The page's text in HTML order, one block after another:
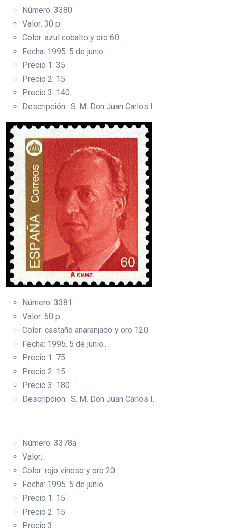
Número: 3380
Valor: 30 p.
Color: azul cobalto y oro 60
Fecha: 1995. 5 de junio..
Precio 1: 35
Precio 2: 15
Precio 3: 140
Descripción : S. M. Don Juan Carlos I.
Número: 3381
Valor: 60 p.
Color: castaño anaranjado y oro 120
Fecha: 1995. 5 de junio..
Precio 1: 75
Precio 2: 15
Precio 3: 180
Descripción : S. M. Don Juan Carlos I.
Número: 3378a
Valor:
Color: rojo vinoso y oro 20
Fecha: 1995. 5 de junio..
Precio 1: 15
Precio 2: 15
Precio 3: